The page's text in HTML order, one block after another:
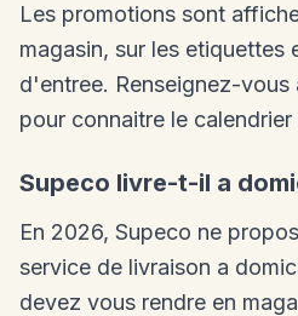
Les promotions sont
magasin, sur les etiquettes
d'entree. Renseignez-vous
pour connaitre le
Supeco livre-t-il a
En 2026, Supeco ne
service de livraison a
devez vous rendre en